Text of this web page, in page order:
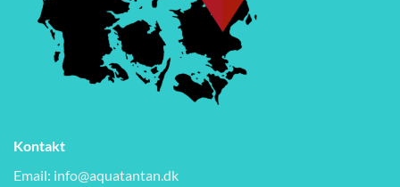
Kontakt
Email: info@aquatantan.dk